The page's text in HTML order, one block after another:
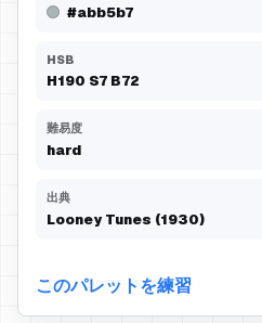
#abb5b7
HSB
H190 S7 B72
難易度
hard
出典
Looney Tunes (1930)
このパレットを練習